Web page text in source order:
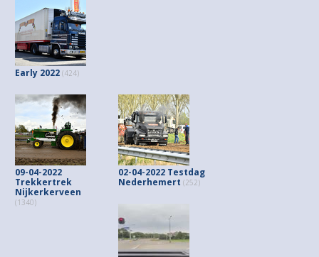
Early 2022 (424)
09-04-2022
Trekkertrek
Nijkerkerveen
(1340)
02-04-2022 Testdag
Nederhemert (252)